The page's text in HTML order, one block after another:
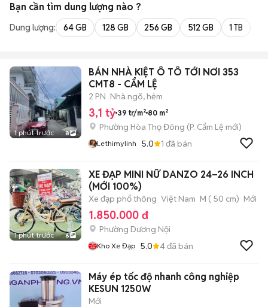
Bạn cần tìm dung lượng nào ?
Dung lượng: 64 GB 128 GB 256 GB 512 GB 1 TB
1 phút trước 8
BÁN NHÀ KIỆT Ô TÔ TỚI NƠI 353
CMT8 - CẨM LỆ
2 PN Nhà ngõ, hẻm
3,1 tỷ 39 tr/m² 80 m²
Phường Hòa Thọ Đông (P. Cẩm Lệ mới)
Lethimylinh 5.0 1 đã bán
1 phút trước 6
XE ĐẠP MINI NỮ DANZO 24–26 INCH
(MỚI 100%)
Xe đạp phổ thông Việt Nam M ( 50 cm) Mới
1.850.000 đ
Phường Dương Nội
Kho Xe Đạp 5.0 4đã bán
Máy ép tốc độ nhanh công nghiệp
KESUN 1250W
Mới